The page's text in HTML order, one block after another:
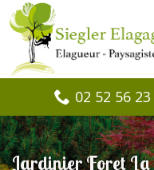
02 52 56 23
Jardinier Foret La